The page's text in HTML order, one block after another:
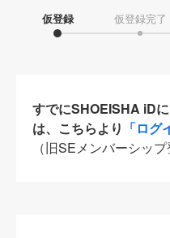
仮登録 仮登録完了
すでにSHOEISHA iD
は、こちらより 「ログ
（旧SEメンバーシッ